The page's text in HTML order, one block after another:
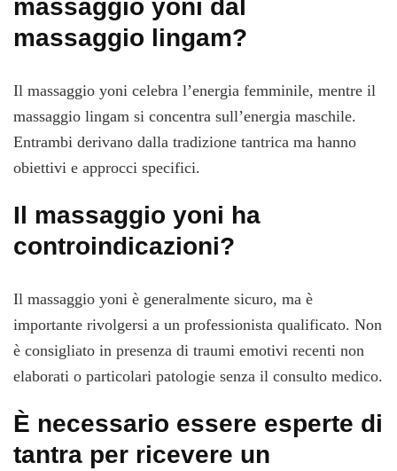
massaggio yoni dal
massaggio lingam?
Il massaggio yoni celebra l’energia femminile, mentre il
massaggio lingam si concentra sull’energia maschile.
Entrambi derivano dalla tradizione tantrica ma hanno
obiettivi e approcci specifici.
Il massaggio yoni ha
controindicazioni?
Il massaggio yoni è generalmente sicuro, ma è
importante rivolgersi a un professionista qualificato. Non
è consigliato in presenza di traumi emotivi recenti non
elaborati o particolari patologie senza il consulto medico.
È necessario essere esperte di
tantra per ricevere un